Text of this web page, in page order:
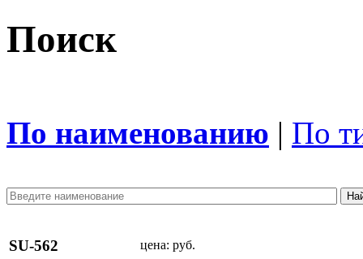
Поиск
По наименованию | По
SU-562 цена: руб.